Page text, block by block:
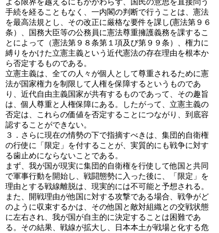
よる限界を越えるにもかかわらず、国民の意思を直接問う
手続を経ることもなく、一内閣の判断で行うことは、憲法
を最高法規とし、その改正に厳格な要件を課し(憲法第９６
条）、国務大臣等の公務員に憲法尊重擁護義務を課するこ
とによって（憲法第９８条第１項及び第９９条）、権力に
縛りをかけた立憲主義という近代憲法の存在理由を根本か
ら否定するものである。
立憲主義は、全ての人々が個人として尊重されるために憲
法が国家権力を制限して人権を保障するというものであ
り、近代自由主義国家が共有するものであって、その趣旨
は、個人尊重と人権保障にある。したがって、立憲主義の
否定は、これらの価値を否定することにつながり、到底容
認することができない。
３．さらに現在の情勢の下で指摘すべきは、集団的自衛権
の行使に「限定」を付することが、実質的にも戦争に対す
る歯止めにならないことである。
まず、我が国が現実に集団的自衛権を行使して他国と共同
で軍事行動を開始し、戦闘態勢に入った後に、「限定」を
理由とする戦線離脱は、現実的には不可能と予想される。
また、開戦理由が他国に対する攻撃である場合、戦争がど
のように収束するかは、その他国と敵対組織との交戦状態
に左右され、我が国が自主的に決定することは困難であ
る。その結果、戦線が拡大し、日本本土が戦場と化する危